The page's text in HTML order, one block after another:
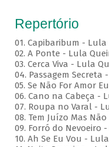
Repertório
01. Capibaribum -
02. A Ponte - Lula
03. Cerca Viva - Lula
04. Passagem Secreta
05. Se Não For Amor
06. Cano na Cabeça -
07. Roupa no Varal -
08. Tem Juízo Mas
09. Forró do Nevoeiro
10. Ah Se Eu Vou -